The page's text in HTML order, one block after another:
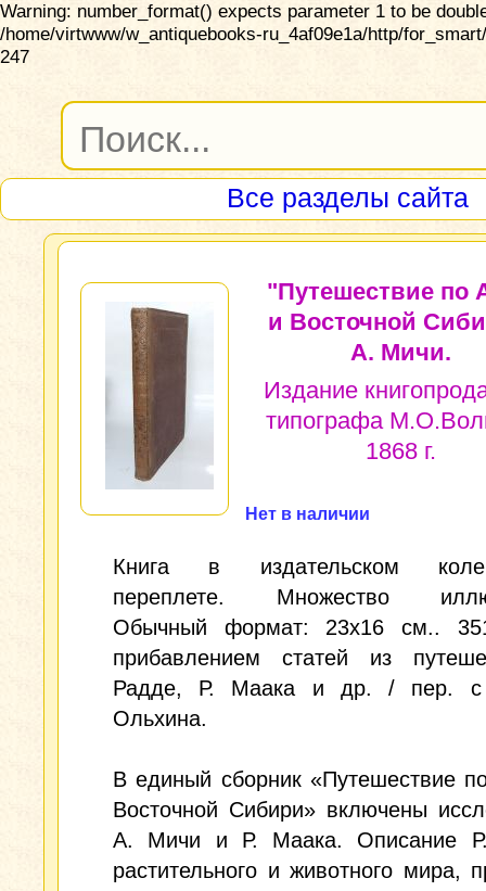
Warning: number_format() expects parameter 1 to be
/home/virtwww/w_antiquebooks-ru_4af09e1a/http/
247
Все разделы сайта
"Путешествие по
и Восточной
А. Мичи.
Издание
типографа
1868 г.
Нет в наличии
Книга в издательском
переплете. Множество
Обычный формат: 23x16 см..
прибавлением статей из
Радде, Р. Маака и др. / пер.
Ольхина.
В единый сборник «Путешествие
Восточной Сибири» включены
А. Мичи и Р. Маака. Описание
растительного и животного мира,